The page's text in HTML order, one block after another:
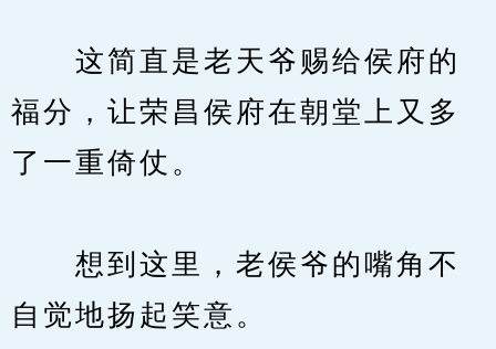
这简直是老天爷赐给侯府的
福分，让荣昌侯府在朝堂上又多
了一重倚仗。
想到这里，老侯爷的嘴角不
自觉地扬起笑意。